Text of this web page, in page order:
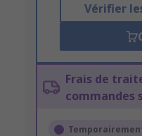
Vérifier
Frais de
commandes